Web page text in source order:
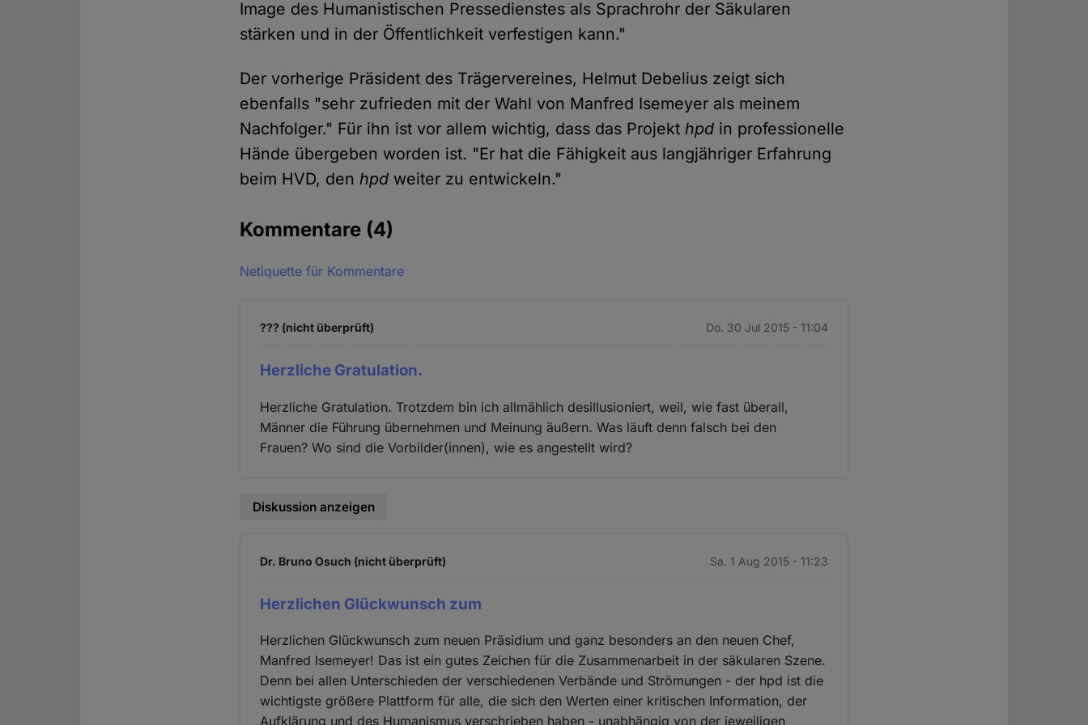
Image des Humanistischen Pressedienstes als Sprachrohr der Säkularen
stärken und in der Öffentlichkeit verfestigen kann."
Der vorherige Präsident des Trägervereines, Helmut Debelius zeigt sich
ebenfalls "sehr zufrieden mit der Wahl von Manfred Isemeyer als meinem
Nachfolger." Für ihn ist vor allem wichtig, dass das Projekthpd in professionelle
Hände übergeben worden ist. "Er hat die Fähigkeit aus langjähriger Erfahrung
beim HVD, denhpd weiter zu entwickeln."
Kommentare (4)
Netiquette für Kommentare
??? (nicht überprüft) Do. 30 Jul 2015 - 11:04
Herzliche Gratulation.
Herzliche Gratulation. Trotzdem bin ich allmählich desillusioniert, weil, wie fast überall,
Männer die Führung übernehmen und Meinung äußern. Was läuft denn falsch bei den
Frauen? Wo sind die Vorbilder(innen), wie es angestellt wird?
Diskussion anzeigen
Dr. Bruno Osuch (nicht überprüft) Sa. 1 Aug 2015 - 11:23
Herzlichen Glückwunsch zum
Herzlichen Glückwunsch zum neuen Präsidium und ganz besonders an den neuen Chef,
Manfred Isemeyer! Das ist ein gutes Zeichen für die Zusammenarbeit in der säkularen Szene.
Denn bei allen Unterschieden der verschiedenen Verbände und Strömungen - der hpd ist die
wichtigste größere Plattform für alle, die sich den Werten einer kritischen Information, der
Aufklärung und des Humanismus verschrieben haben - unabhängig von der jeweiligen